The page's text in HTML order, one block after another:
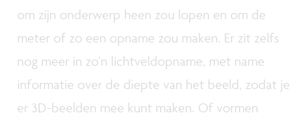
om zijn onderwerp heen zou lopen en om de
meter of zo een opname zou maken. Er zit zelfs
nog meer in zo’n lichtveldopname, met name
informatie over de diepte van het beeld, zodat je
er 3D-beelden mee kunt maken. Of vormen